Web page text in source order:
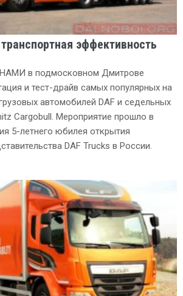
эффективность
в подмосковном Дмитрове
и тест-драйв самых популярных на
автомобилей DAF и седельных
Cargobull. Мероприятие прошло в
5-летнего юбилея открытия
DAF Trucks в России.